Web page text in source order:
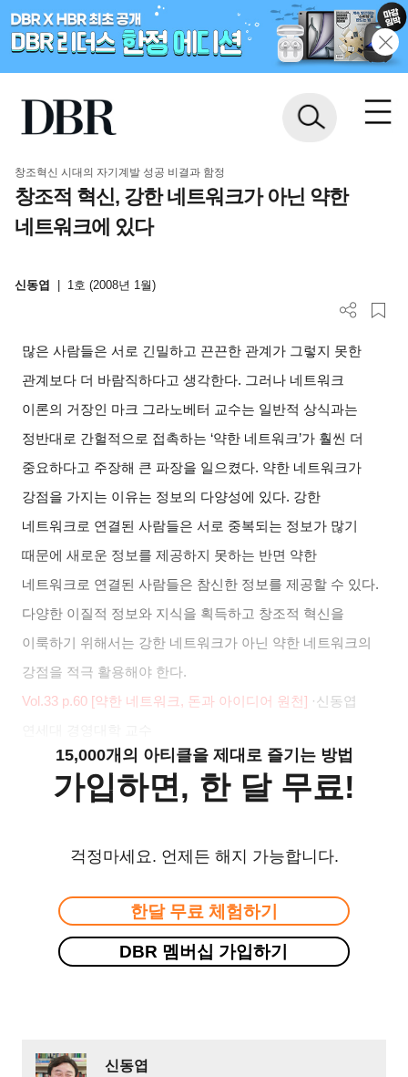
창조혁신 시대의 자기계발 성공 비결과 함정
창조적 혁신, 강한 네트워크가 아닌 약한
네트워크에 있다
신동엽 1호 (2008년 1월)
많은 사람들은 서로 긴밀하고 끈끈한 관계가 그렇지 못한
관계보다 더 바람직하다고 생각한다. 그러나 네트워크
이론의 거장인 마크 그라노베터 교수는 일반적 상식과는
정반대로 간헐적으로 접촉하는 ‘약한 네트워크’가 훨씬 더
중요하다고 주장해 큰 파장을 일으켰다. 약한 네트워크가
강점을 가지는 이유는 정보의 다양성에 있다. 강한
네트워크로 연결된 사람들은 서로 중복되는 정보가 많기
때문에 새로운 정보를 제공하지 못하는 반면 약한
네트워크로 연결된 사람들은 참신한 정보를 제공할 수 있다.
다양한 이질적 정보와 지식을 획득하고 창조적 혁신을
이룩하기 위해서는 강한 네트워크가 아닌 약한 네트워크의
강점을 적극 활용해야 한다.
Vol.33 p.60 [약한 네트워크, 돈과 아이디어 원천] ·신동엽
15,000개의 아티클을 제대로 즐기는 방법
가입하면, 한 달 무료!
걱정마세요. 언제든 해지 가능합니다.
한달 무료 체험하기
DBR 멤버십 가입하기
신동엽